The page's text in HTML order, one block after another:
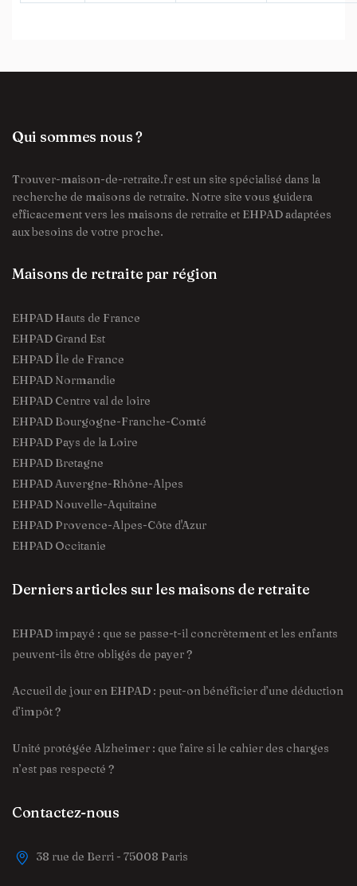
Qui sommes nous ?
Trouver-maison-de-retraite.fr est un site spécialisé dans la
recherche de maisons de retraite. Notre site vous guidera
efficacement vers les maisons de retraite et EHPAD adaptées
aux besoins de votre proche.
Maisons de retraite par région
EHPAD Hauts de France
EHPAD Grand Est
EHPAD Île de France
EHPAD Normandie
EHPAD Centre val de loire
EHPAD Bourgogne-Franche-Comté
EHPAD Pays de la Loire
EHPAD Bretagne
EHPAD Auvergne-Rhône-Alpes
EHPAD Nouvelle-Aquitaine
EHPAD Provence-Alpes-Côte d'Azur
EHPAD Occitanie
Derniers articles sur les maisons de retraite
EHPAD impayé : que se passe-t-il concrètement et les enfants
peuvent-ils être obligés de payer ?
Accueil de jour en EHPAD : peut-on bénéficier d’une déduction
d’impôt ?
Unité protégée Alzheimer : que faire si le cahier des charges
n’est pas respecté ?
Contactez-nous
38 rue de Berri - 75008 Paris